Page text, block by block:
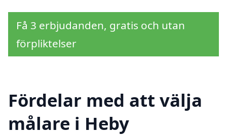
Få 3 erbjudanden, gratis och utan
förpliktelser
Fördelar med att välja
målare i Heby